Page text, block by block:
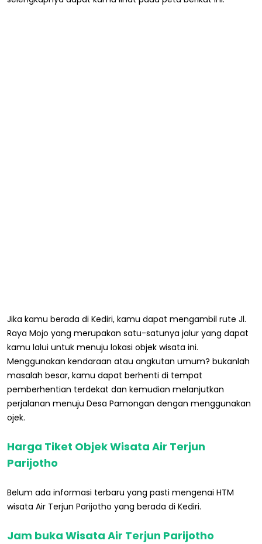
Jika kamu berada di Kediri, kamu dapat mengambil rute Jl.
Raya Mojo yang merupakan satu-satunya jalur yang dapat
kamu lalui untuk menuju lokasi objek wisata ini.
Menggunakan kendaraan atau angkutan umum? bukanlah
masalah besar, kamu dapat berhenti di tempat
pemberhentian terdekat dan kemudian melanjutkan
perjalanan menuju Desa Pamongan dengan menggunakan
ojek.
Harga Tiket Objek Wisata Air Terjun
Parijotho
Belum ada informasi terbaru yang pasti mengenai HTM
wisata Air Terjun Parijotho yang berada di Kediri.
Jam buka Wisata Air Terjun Parijotho